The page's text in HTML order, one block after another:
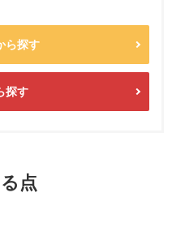
ら探す
探す
点